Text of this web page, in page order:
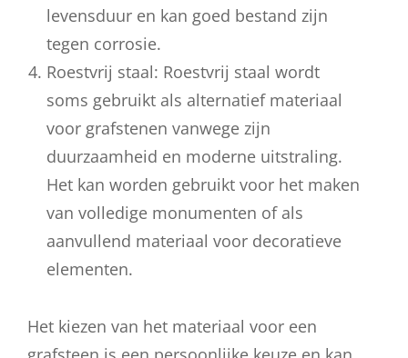
levensduur en kan goed bestand zijn
tegen corrosie.
Roestvrij staal: Roestvrij staal wordt
soms gebruikt als alternatief materiaal
voor grafstenen vanwege zijn
duurzaamheid en moderne uitstraling.
Het kan worden gebruikt voor het maken
van volledige monumenten of als
aanvullend materiaal voor decoratieve
elementen.
Het kiezen van het materiaal voor een